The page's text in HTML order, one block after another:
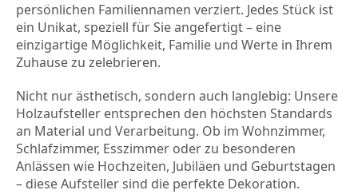
persönlichen Familiennamen verziert. Jedes Stück ist
ein Unikat, speziell für Sie angefertigt – eine
einzigartige Möglichkeit, Familie und Werte in Ihrem
Zuhause zu zelebrieren.
Nicht nur ästhetisch, sondern auch langlebig: Unsere
Holzaufsteller entsprechen den höchsten Standards
an Material und Verarbeitung. Ob im Wohnzimmer,
Schlafzimmer, Esszimmer oder zu besonderen
Anlässen wie Hochzeiten, Jubiläen und Geburtstagen
– diese Aufsteller sind die perfekte Dekoration.